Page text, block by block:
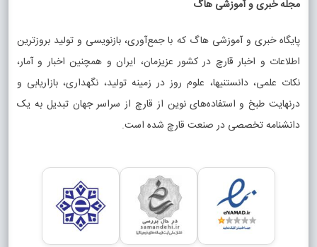
مجله خبری و آموزشی هاگ
پایگاه خبری و آموزشی هاگ که با جمع‌آوری، بازنویسی و تولید بروزترین
اطلاعات و اخبار قارچ در کشور عزیزمان، ایران و همچنین اخبار و آمار،
نکات علمی، دانستنیها، علوم روز در زمینه تولید، نگهداری، بازاریابی و
درنهایت طبخ و استفاده‌های نوین از قارچ از سراسر جهان تبدیل به یک
دانشنامه تخصصی در صنعت قارچ شده است.